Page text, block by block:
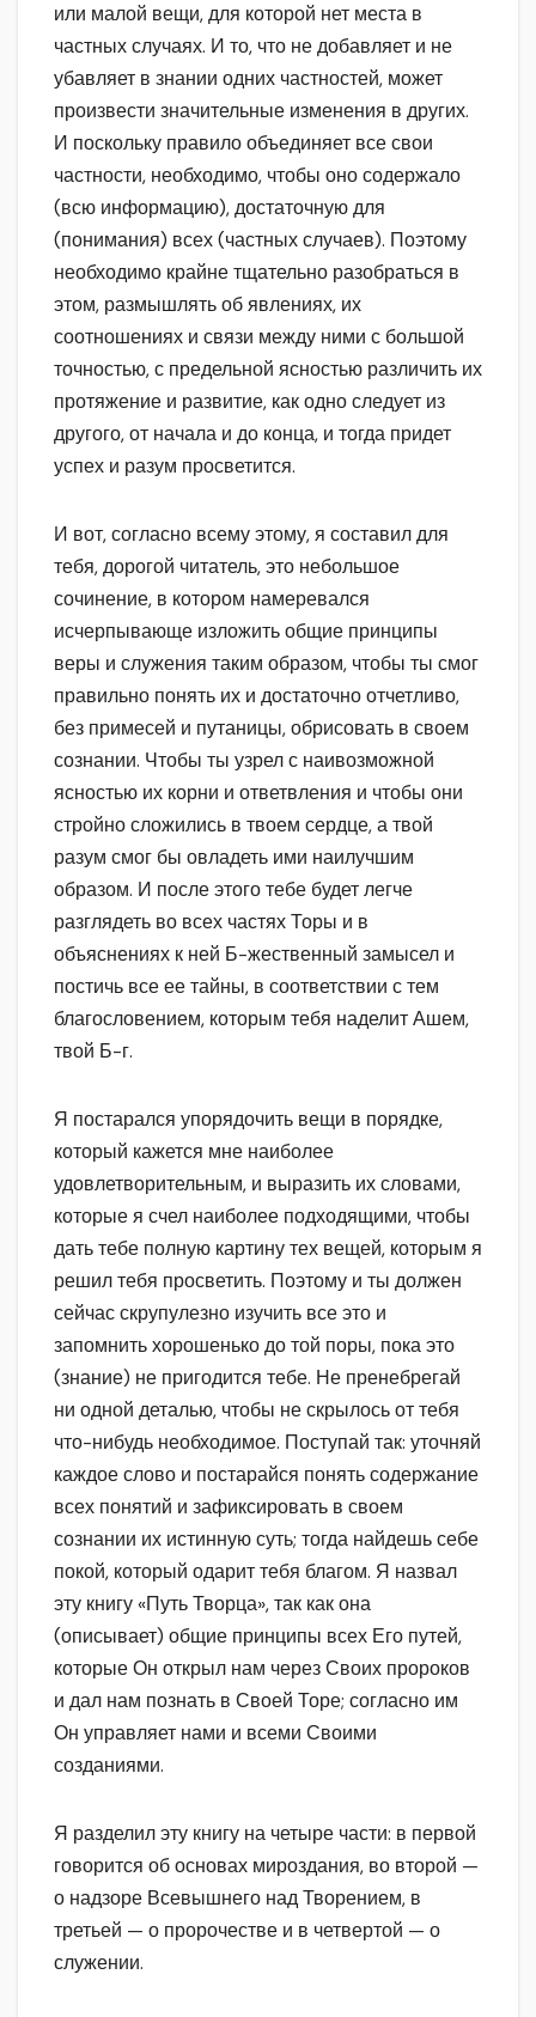
или малой вещи, для которой нет места в
частных случаях. И то, что не добавляет и не
убавляет в знании одних частностей, может
произвести значительные изменения в других.
И поскольку правило объединяет все свои
частности, необходимо, чтобы оно содержало
(всю информацию), достаточную для
(понимания) всех (частных случаев). Поэтому
необходимо крайне тщательно разобраться в
этом, размышлять об явлениях, их
соотношениях и связи между ними с большой
точностью, с предельной ясностью различить их
протяжение и развитие, как одно следует из
другого, от начала и до конца, и тогда придет
успех и разум просветится.
И вот, согласно всему этому, я составил для
тебя, дорогой читатель, это небольшое
сочинение, в котором намеревался
исчерпывающе изложить общие принципы
веры и служения таким образом, чтобы ты смог
правильно понять их и достаточно отчетливо,
без примесей и путаницы, обрисовать в своем
сознании. Чтобы ты узрел с наивозможной
ясностью их корни и ответвления и чтобы они
стройно сложились в твоем сердце, а твой
разум смог бы овладеть ими наилучшим
образом. И после этого тебе будет легче
разглядеть во всех частях Торы и в
объяснениях к ней Б-жественный замысел и
постичь все ее тайны, в соответствии с тем
благословением, которым тебя наделит Ашем,
твой Б-г.
Я постарался упорядочить вещи в порядке,
который кажется мне наиболее
удовлетворительным, и выразить их словами,
которые я счел наиболее подходящими, чтобы
дать тебе полную картину тех вещей, которым я
решил тебя просветить. Поэтому и ты должен
сейчас скрупулезно изучить все это и
запомнить хорошенько до той поры, пока это
(знание) не пригодится тебе. Не пренебрегай
ни одной деталью, чтобы не скрылось от тебя
что-нибудь необходимое. Поступай так: уточняй
каждое слово и постарайся понять содержание
всех понятий и зафиксировать в своем
сознании их истинную суть; тогда найдешь себе
покой, который одарит тебя благом. Я назвал
эту книгу «Путь Творца», так как она
(описывает) общие принципы всех Его путей,
которые Он открыл нам через Своих пророков
и дал нам познать в Своей Торе; согласно им
Он управляет нами и всеми Своими
созданиями.
Я разделил эту книгу на четыре части: в первой
говорится об основах мироздания, во второй —
о надзоре Всевышнего над Творением, в
третьей — о пророчестве и в четвертой — о
служении.